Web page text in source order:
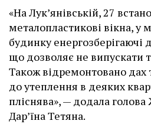
«На Лук’янівській, 27
металопластикові вікна, у
будинку енергозберігаючі
що дозволяє не випускати
Також відремонтовано дах
до утеплення в деяких
пліснява», — додала
Дар’їна Тетяна.